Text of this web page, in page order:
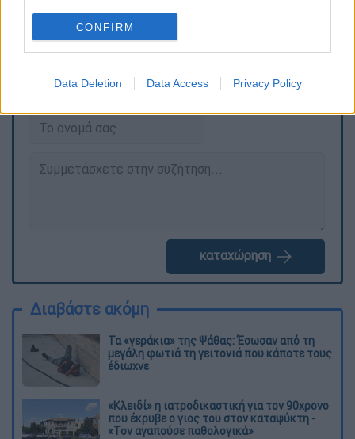
CONFIRM
Data Deletion Data Access Privacy Policy
ΕΘΝΟΣ θα παρεμβαίνει και τα προσβλητικά σχόλια θα
καταχώρηση
Διαβάστε ακόμη
Τα «γεράκια» της Ψάθας: Έσωσαν από τη
μεγάλη φωτιά τη γειτονιά που κάποτε τους
έδιωχνε
«Κλειδί» η ιατροδικαστική για τον 90χρονο
που έκρυβε ο γιος του στον καταψύκτη -
«Τον αγαπούσε παθολογικά»